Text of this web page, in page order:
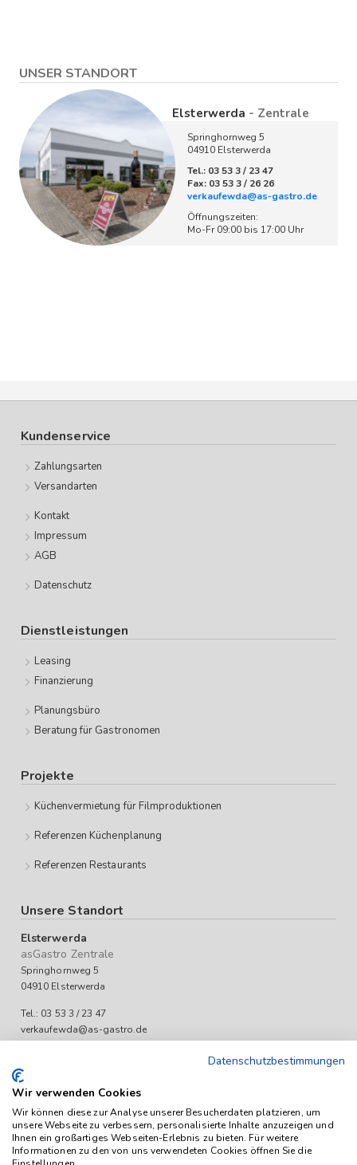
UNSER STANDORT
Elsterwerda - Zentrale
Springhornweg 5
04910 Elsterwerda
Tel.: 03 53 3 / 23 47
Fax: 03 53 3 / 26 26
verkaufewda@as-gastro.de
Öffnungszeiten:
Mo-Fr 09:00 bis 17:00 Uhr
Kundenservice
Zahlungsarten
Versandarten
Kontakt
Impressum
AGB
Datenschutz
Dienstleistungen
Leasing
Finanzierung
Planungsbüro
Beratung für Gastronomen
Projekte
Küchenvermietung für Filmproduktionen
Referenzen Küchenplanung
Referenzen Restaurants
Unsere Standort
Elsterwerda
asGastro Zentrale
Springhornweg 5
04910 Elsterwerda
Tel.: 03 53 3 / 23 47
verkaufewda@as-gastro.de
Mo-Fr 09:00 bis 17:00 Uhr
Datenschutzbestimmungen
Wir verwenden Cookies
Wir können diese zur Analyse unserer Besucherdaten platzieren, um
unsere Webseite zu verbessern, personalisierte Inhalte anzuzeigen und
Ihnen ein großartiges Webseiten-Erlebnis zu bieten. Für weitere
Informationen zu den von uns verwendeten Cookies öffnen Sie die